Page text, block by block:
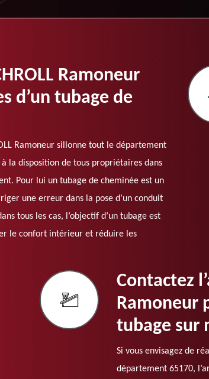
Ramoneur
d’un tubage de
Ramoneur sillonne tout le département
la disposition de tous propriétaires dans
Pour lui un tubage de cheminée est un
une erreur dans la pose d’un conduit
tous les cas, l’objectif d’un tubage est
le confort intérieur et réduire les
Contactez
Ramoneur
tubage sur
Si vous envisagez de
département 65170,